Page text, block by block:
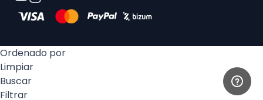
Ordenado por
Limpiar
Buscar
Filtrar